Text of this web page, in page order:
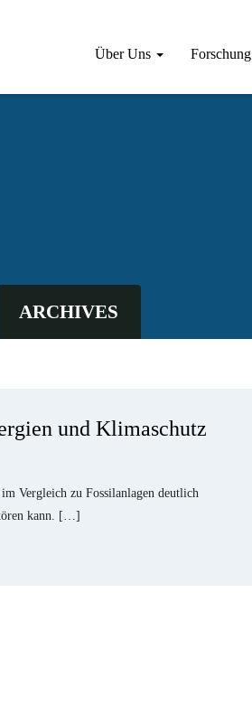
Über Uns Forschung
ARCHIVES
und Klimaschutz
Vergleich zu Fossilanlagen deutlich
kann. […]